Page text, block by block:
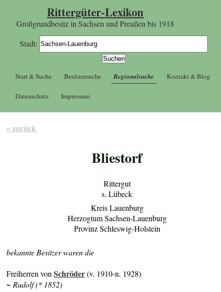
Rittergüter-Lexikon
Großgrundbesitz in Sachsen und Preußen bis 1918
Stadt:
Start & Suche Besitzersuche Regionalsuche Kontakt & Blog
Datenschutz Impressum
« zurück
Bliestorf
Rittergut
s. Lübeck
Kreis Lauenburg
Herzogtum Sachsen-Lauenburg
Provinz Schleswig-Holstein
bekannte Besitzer waren die
Freiherren vonSchröder(v. 1910-n. 1928)
~ Rudolf (* 1852)